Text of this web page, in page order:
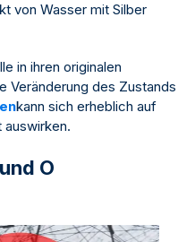
von Wasser mit Silber
in ihren originalen
Veränderung des Zustands
kann sich erheblich auf
O